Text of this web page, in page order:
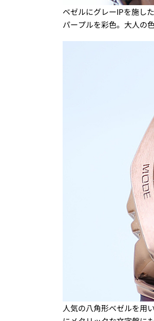
ベゼルにグレーIPを施し
パープルを彩色。大人の
人気の八角形ベゼルを用